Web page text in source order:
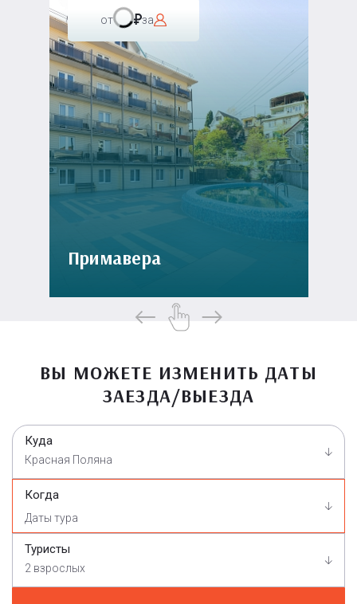
от за
Примавера
ВЫ МОЖЕТЕ ИЗМЕНИТЬ ДАТЫ
ЗАЕЗДА/ВЫЕЗДА
Куда
Красная Поляна
Когда
Туристы
2 взрослых